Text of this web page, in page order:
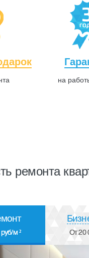
на
ремонта
м ² От 20